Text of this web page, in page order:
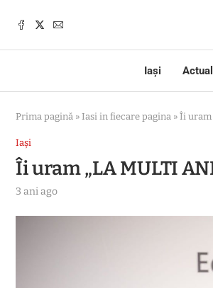
Iași
Prima pagină » Iasi in fiecare pagina » Îi uram
Iași
Îi uram „LA MULTI
3 ani ago